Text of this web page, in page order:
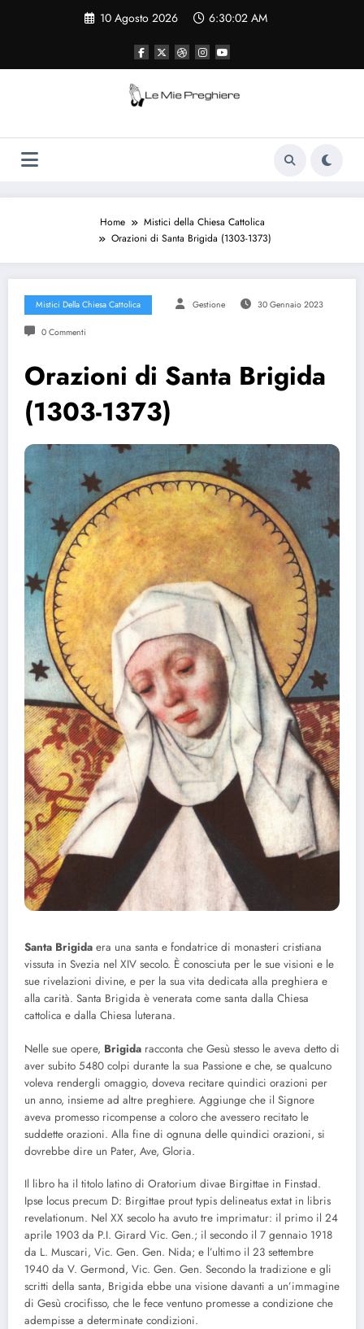
10 Agosto 2026 6:30:03 AM
Le Mie Preghiere
Il sito che raccogliere le preghiere e le
curiosità sulla chiesa cattolica
Home
Mistici della Chiesa Cattolica
Orazioni di Santa Brigida (1303-1373)
Mistici Della Chiesa Cattolica Gestione 30 Gennaio 2023
0 Commenti
Orazioni di Santa Brigida
(1303-1373)
Santa Brigida era una santa e fondatrice di monasteri cristiana
vissuta in Svezia nel XIV secolo. È conosciuta per le sue visioni e le
sue rivelazioni divine, e per la sua vita dedicata alla preghiera e
alla carità. Santa Brigida è venerata come santa dalla Chiesa
cattolica e dalla Chiesa luterana.
Nelle sue opere, Brigida racconta che Gesù stesso le aveva detto di
aver subito 5480 colpi durante la sua Passione e che, se qualcuno
voleva rendergli omaggio, doveva recitare quindici orazioni per
un anno, insieme ad altre preghiere. Aggiunge che il Signore
aveva promesso ricompense a coloro che avessero recitato le
suddette orazioni. Alla fine di ognuna delle quindici orazioni, si
dovrebbe dire un Pater, Ave, Gloria.
Il libro ha il titolo latino di Oratorium divae Birgittae in Finstad.
Ipse locus precum D: Birgittae prout typis delineatus extat in libris
revelationum. Nel XX secolo ha avuto tre imprimatur: il primo il 24
aprile 1903 da P.I. Girard Vic. Gen.; il secondo il 7 gennaio 1918
da L. Muscari, Vic. Gen. Gen. Nida; e l’ultimo il 23 settembre
1940 da V. Germond, Vic. Gen. Gen. Secondo la tradizione e gli
scritti della santa, Brigida ebbe una visione davanti a un’immagine
di Gesù crocifisso, che le fece ventuno promesse a condizione che
adempisse a determinate condizioni.